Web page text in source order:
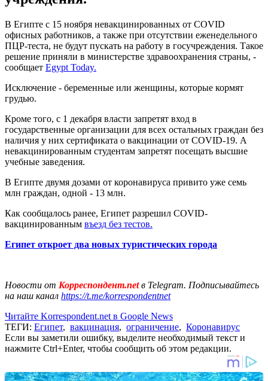
В Египте с 15 ноября невакцинированных от COVID
офисных работников, а также при отсутствии еженедельного
ПЦР-теста, не будут пускать на работу в госучреждения. Такое
решение приняли в министерстве здравоохранения страны, -
сообщает Egypt Today.
Исключение - беременные или женщины, которые кормят
грудью.
Кроме того, с 1 декабря власти запретят вход в
государственные организации для всех остальных граждан без
наличия у них сертификата о вакцинации от COVID-19. А
невакцинированным студентам запретят посещать высшие
учебные заведения.
В Египте двумя дозами от коронавируса привито уже семь
млн ​​граждан, одной - 13 млн.
Как сообщалось ранее, Египет разрешил COVID-
вакцинированным въезд без тестов.
Египет откроет два новых туристических города
Новости от Корреспондент.netв Telegram. Подписывайтесь
на наш канал https://t.me/korrespondentnet
Читайте Korrespondent.net в Google News
ТЕГИ: Египет, вакцинация, ограничение, Коронавирус
Если вы заметили ошибку, выделите необходимый текст и
нажмите Ctrl+Enter, чтобы сообщить об этом редакции.